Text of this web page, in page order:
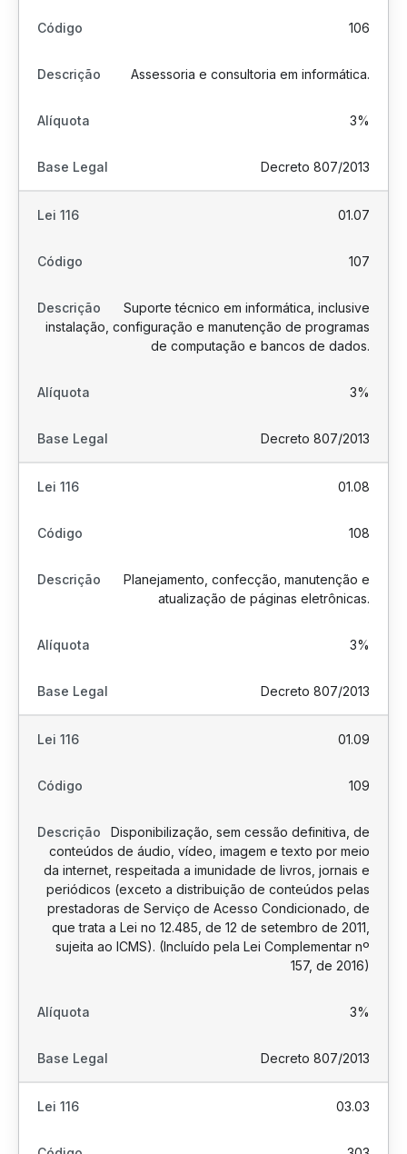
106
Assessoria e consultoria em informática.
3%
Decreto 807/2013
01.07
107
Suporte técnico em informática, inclusive
instalação, configuração e manutenção de programas
de computação e bancos de dados.
3%
Decreto 807/2013
01.08
108
Planejamento, confecção, manutenção e
atualização de páginas eletrônicas.
3%
Decreto 807/2013
01.09
109
Disponibilização, sem cessão definitiva, de
conteúdos de áudio, vídeo, imagem e texto por meio
da internet, respeitada a imunidade de livros, jornais e
periódicos (exceto a distribuição de conteúdos pelas
prestadoras de Serviço de Acesso Condicionado, de
que trata a Lei no 12.485, de 12 de setembro de 2011,
sujeita ao ICMS). (Incluído pela Lei Complementar nº
157, de 2016)
3%
Decreto 807/2013
03.03